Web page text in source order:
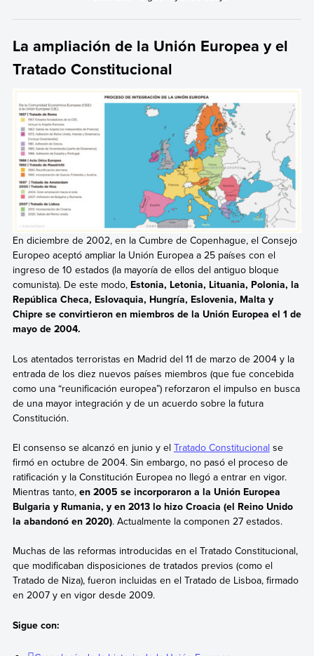
La ampliación de la Unión Europea y el
Tratado Constitucional
En diciembre de 2002, en la Cumbre de Copenhague, el Consejo
Europeo aceptó ampliar la Unión Europea a 25 países con el
ingreso de 10 estados (la mayoría de ellos del antiguo bloque
comunista). De este modo, Estonia, Letonia, Lituania, Polonia, la
República Checa, Eslovaquia, Hungría, Eslovenia, Malta y
Chipre se convirtieron en miembros de la Unión Europea el 1 de
mayo de 2004.
Los atentados terroristas en Madrid del 11 de marzo de 2004 y la
entrada de los diez nuevos países miembros (que fue concebida
como una “reunificación europea”) reforzaron el impulso en busca
de una mayor integración y de un acuerdo sobre la futura
Constitución.
El consenso se alcanzó en junio y el Tratado Constitucional se
firmó en octubre de 2004. Sin embargo, no pasó el proceso de
ratificación y la Constitución Europea no llegó a entrar en vigor.
Mientras tanto, en 2005 se incorporaron a la Unión Europea
Bulgaria y Rumania, y en 2013 lo hizo Croacia (el Reino Unido
la abandonó en 2020). Actualmente la componen 27 estados.
Muchas de las reformas introducidas en el Tratado Constitucional,
que modificaban disposiciones de tratados previos (como el
Tratado de Niza), fueron incluidas en el Tratado de Lisboa, firmado
en 2007 y en vigor desde 2009.
Sigue con: